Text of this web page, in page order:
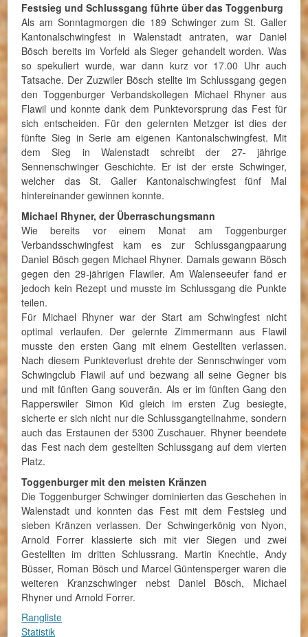
Festsieg und Schlussgang führte über das Toggenburg
Als am Sonntagmorgen die 189 Schwinger zum St. Galler
Kantonalschwingfest in Walenstadt antraten, war Daniel
Bösch bereits im Vorfeld als Sieger gehandelt worden. Was
so spekuliert wurde, war dann kurz vor 17.00 Uhr auch
Tatsache. Der Zuzwiler Bösch stellte im Schlussgang gegen
den Toggenburger Verbandskollegen Michael Rhyner aus
Flawil und konnte dank dem Punktevorsprung das Fest für
sich entscheiden. Für den gelernten Metzger ist dies der
fünfte Sieg in Serie am eigenen Kantonalschwingfest. Mit
dem Sieg in Walenstadt schreibt der 27- jährige
Sennenschwinger Geschichte. Er ist der erste Schwinger,
welcher das St. Galler Kantonalschwingfest fünf Mal
hintereinander gewinnen konnte.
Michael Rhyner, der Überraschungsmann
Wie bereits vor einem Monat am Toggenburger
Verbandsschwingfest kam es zur Schlussgangpaarung
Daniel Bösch gegen Michael Rhyner. Damals gewann Bösch
gegen den 29-jährigen Flawiler. Am Walenseeufer fand er
jedoch kein Rezept und musste im Schlussgang die Punkte
teilen.
Für Michael Rhyner war der Start am Schwingfest nicht
optimal verlaufen. Der gelernte Zimmermann aus Flawil
musste den ersten Gang mit einem Gestellten verlassen.
Nach diesem Punkteverlust drehte der Sennschwinger vom
Schwingclub Flawil auf und bezwang all seine Gegner bis
und mit fünften Gang souverän. Als er im fünften Gang den
Rapperswiler Simon Kid gleich im ersten Zug besiegte,
sicherte er sich nicht nur die Schlussgangteilnahme, sondern
auch das Erstaunen der 5300 Zuschauer. Rhyner beendete
das Fest nach dem gestellten Schlussgang auf dem vierten
Platz.
Toggenburger mit den meisten Kränzen
Die Toggenburger Schwinger dominierten das Geschehen in
Walenstadt und konnten das Fest mit dem Festsieg und
sieben Kränzen verlassen. Der Schwingerkönig von Nyon,
Arnold Forrer klassierte sich mit vier Siegen und zwei
Gestellten im dritten Schlussrang. Martin Knechtle, Andy
Büsser, Roman Bösch und Marcel Güntensperger waren die
weiteren Kranzschwinger nebst Daniel Bösch, Michael
Rhyner und Arnold Forrer.
Rangliste
Statistik